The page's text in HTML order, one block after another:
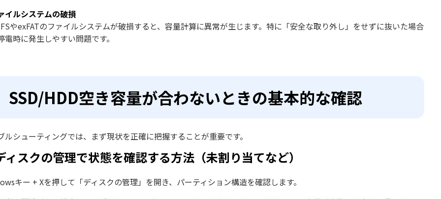
イルシステムの破損
やexFATのファイルシステムが破損すると、容量計算に異常が生じます。特に「安全な取り外し」をせずに抜いた場合
電時に発生しやすい問題です。
SSD/HDD空き容量が合わないときの基本的な確認
ルシューティングでは、まず現状を正確に把握することが重要です。
ィスクの管理で状態を確認する方法（未割り当てなど）
キー + Xを押して「ディスクの管理」を開き、パーティション構造を確認します。